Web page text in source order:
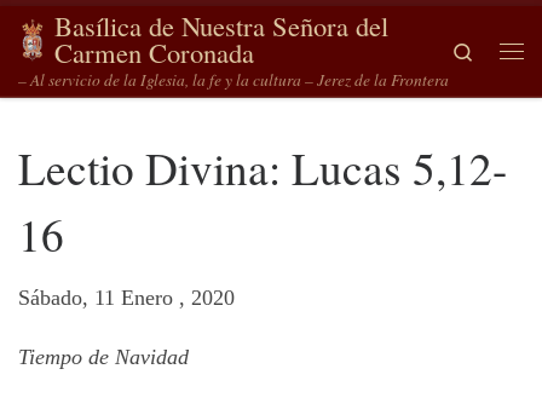
Saltar al contenido
Basílica de Nuestra Señora del
Carmen Coronada
– Al servicio de la Iglesia, la fe y la cultura – Jerez de la Frontera
Search
Lectio Divina: Lucas 5,12-
16
Sábado, 11 Enero , 2020
Tiempo de Navidad